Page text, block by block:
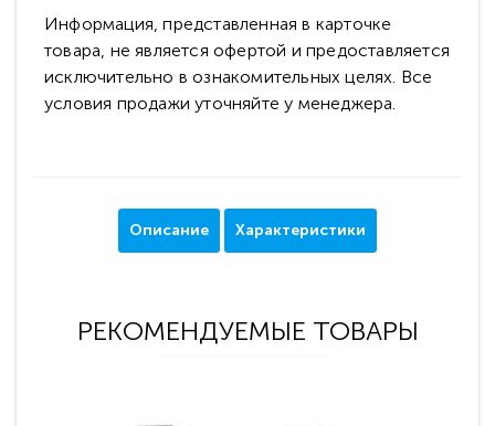
Информация, представленная в карточке
товара, не является офертой и предоставляется
исключительно в ознакомительных целях. Все
условия продажи уточняйте у менеджера.
Описание Характеристики
РЕКОМЕНДУЕМЫЕ ТОВАРЫ